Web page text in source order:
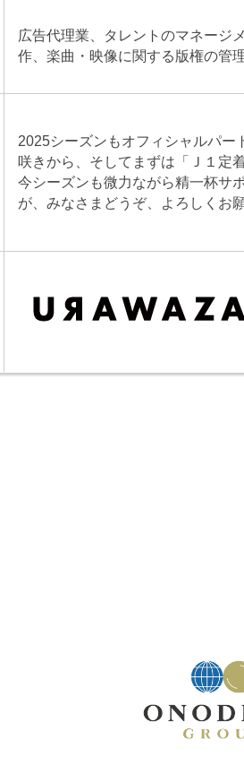
広告代理業、タレントのマネージ
作、楽曲・映像に関する版権の管
2025シーズンもオフィシャルパー
咲きから、そしてまずは「Ｊ１定
今シーズンも微力ながら精一杯サ
が、みなさまどうぞ、よろしくお